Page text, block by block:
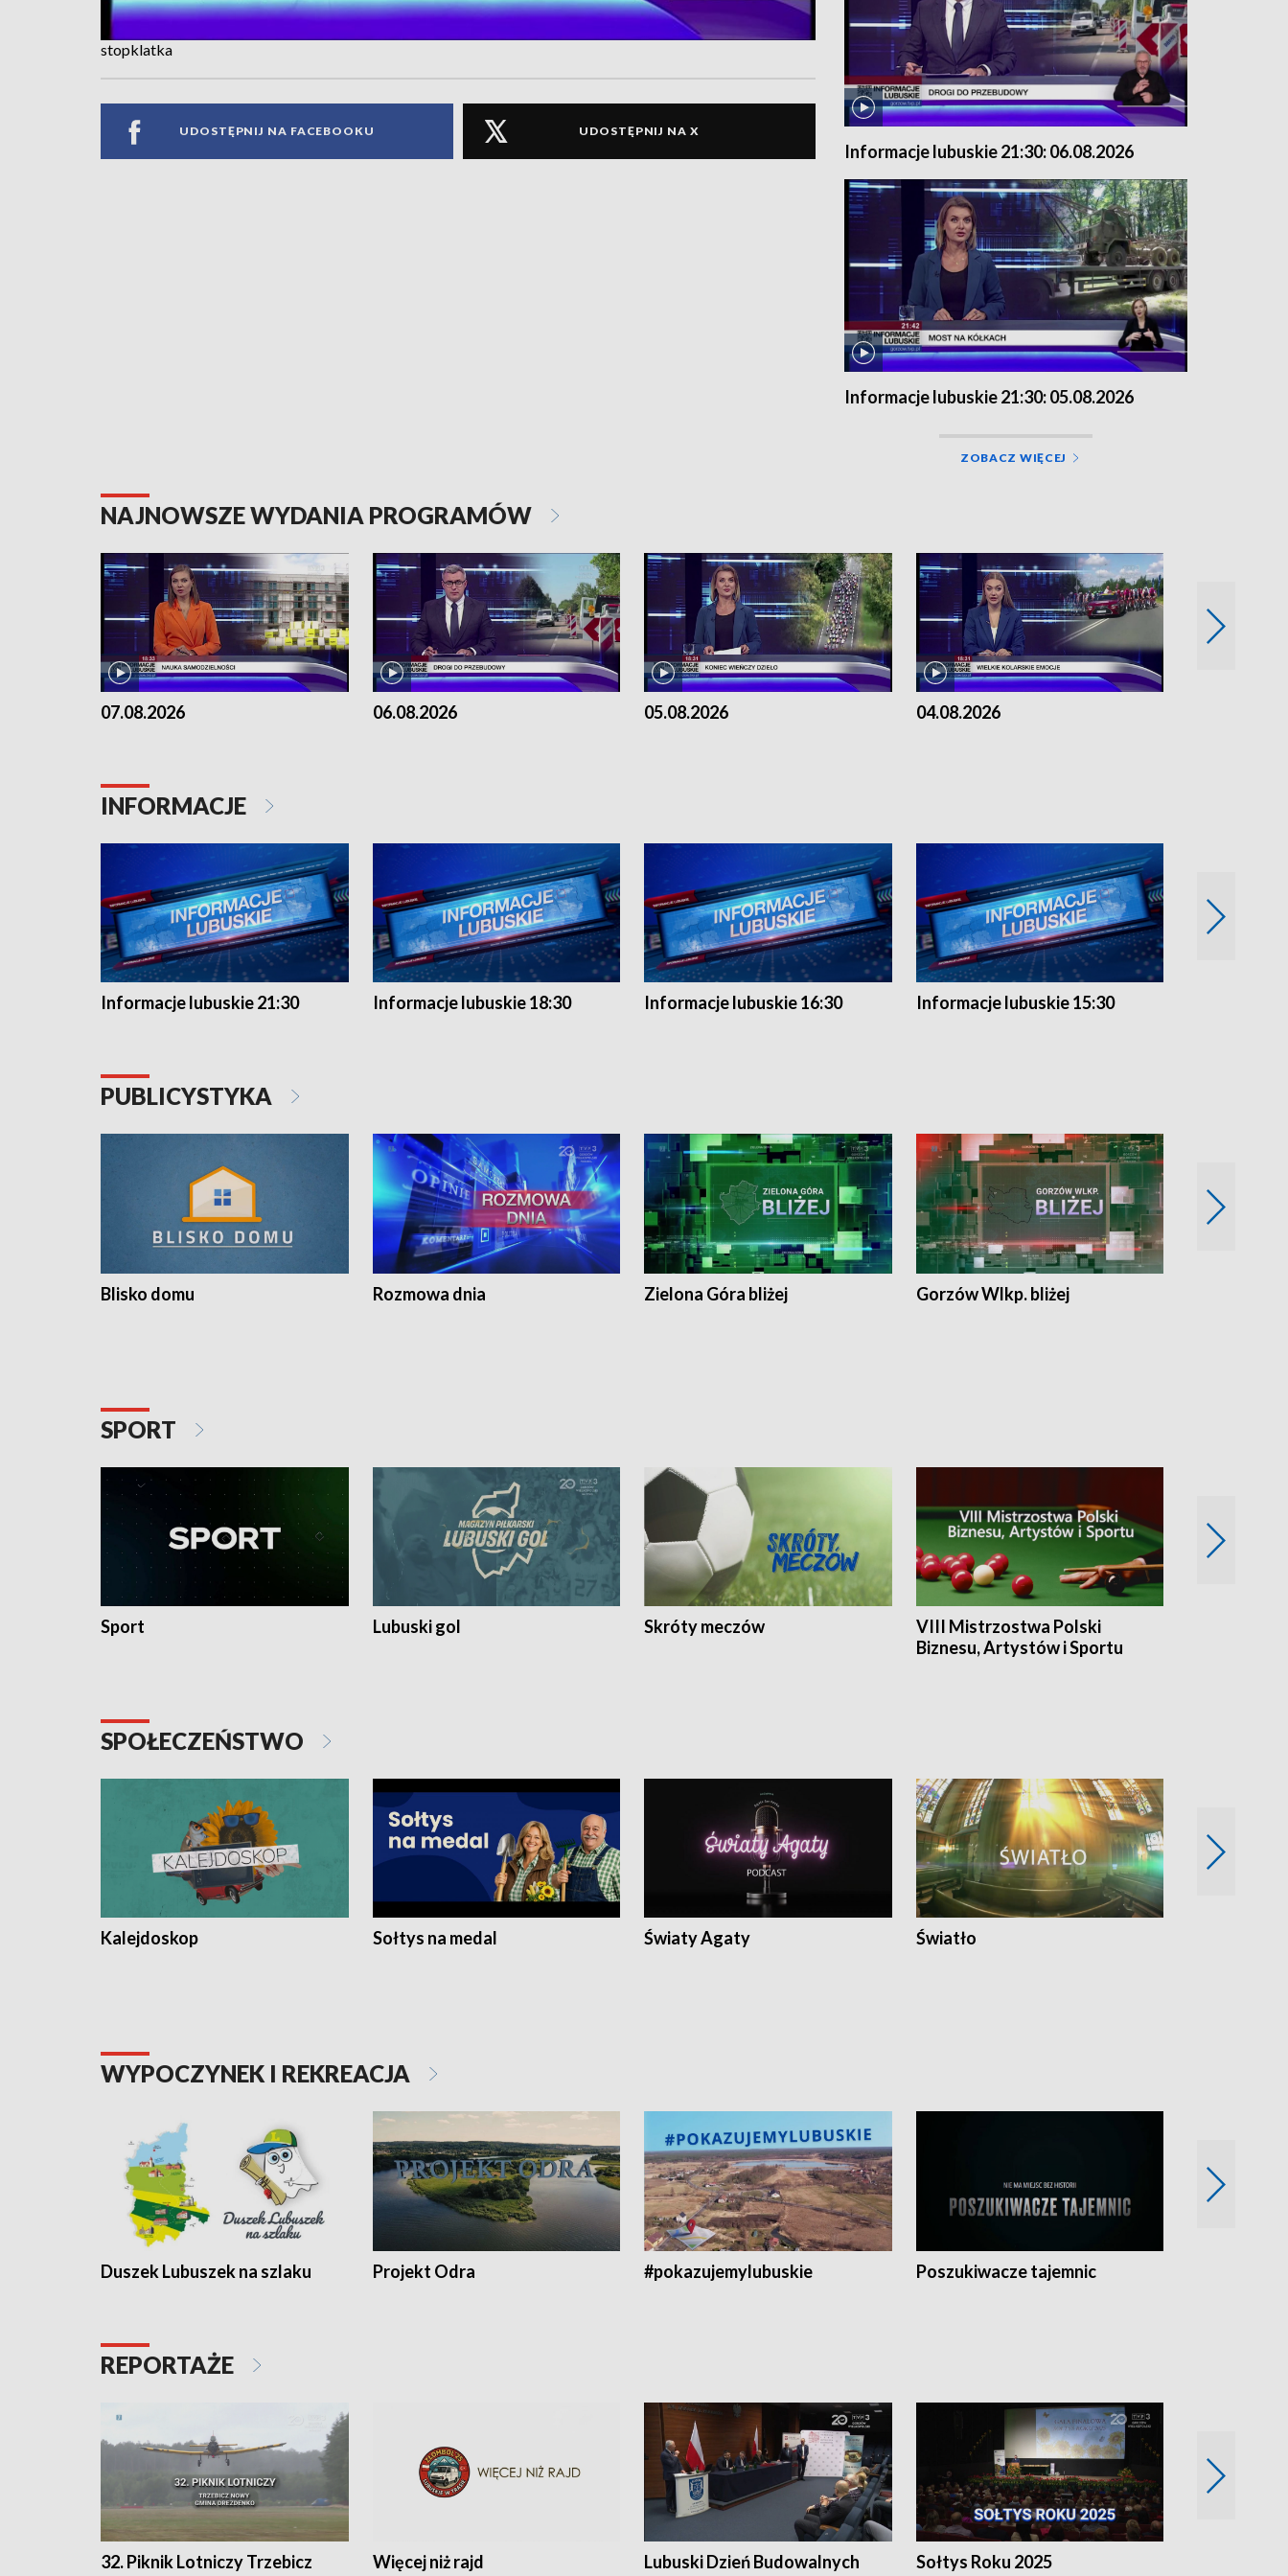
stopklatka
UDOSTĘPNIJ NA FACEBOOKU UDOSTĘPNIJ NA X
Informacje lubuskie 21:30: 06.08.2026
Informacje lubuskie 21:30: 05.08.2026
ZOBACZ WIĘCEJ
NAJNOWSZE WYDANIA PROGRAMÓW
07.08.2026 06.08.2026 05.08.2026 04.08.2026
INFORMACJE
Informacje lubuskie 21:30 Informacje lubuskie 18:30 Informacje lubuskie 16:30 Informacje lubuskie 15:30
PUBLICYSTYKA
Blisko domu Rozmowa dnia Zielona Góra bliżej Gorzów Wlkp. bliżej
SPORT
Sport Lubuski gol Skróty meczów
VIII Mistrzostwa Polski
Biznesu, Artystów i Sportu
SPOŁECZEŃSTWO
Kalejdoskop Sołtys na medal Światy Agaty Światło
WYPOCZYNEK I REKREACJA
Duszek Lubuszek na szlaku Projekt Odra #pokazujemylubuskie Poszukiwacze tajemnic
REPORTAŻE
32. Piknik Lotniczy Trzebicz
Więcej niż rajd Lubuski Dzień Budowalnych Sołtys Roku 2025